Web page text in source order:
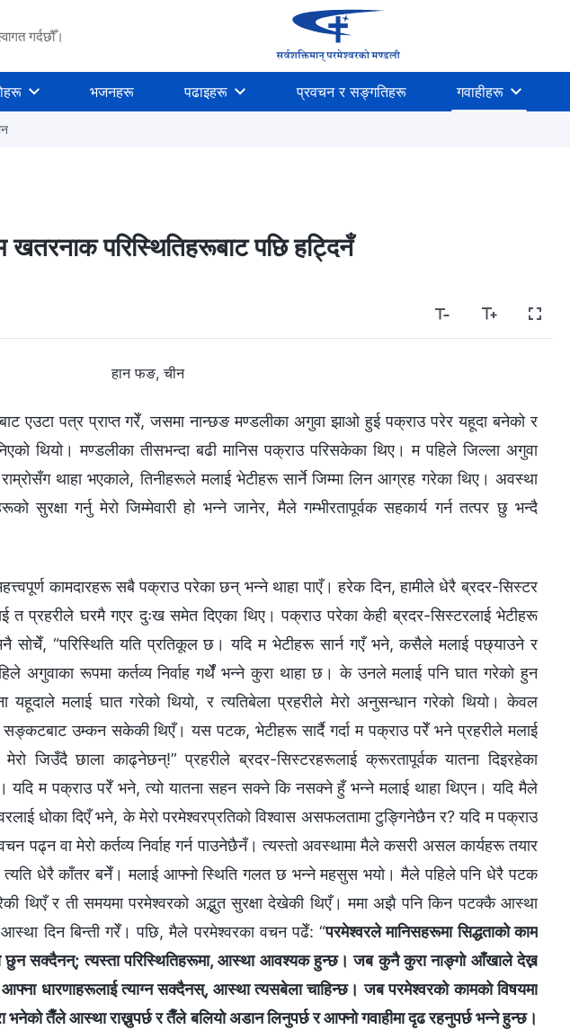
गर्दछौँ।
भजनहरू पढाइहरू प्रवचन र सङ्गतिहरू गवाहीहरू
खतरनाक परिस्थितिहरूबाट पछि हट्दिनँ
हान फङ, चीन
एउटा पत्र प्राप्त गरेँ, जसमा नान्छङ मण्डलीका अगुवा झाओ हुई पक्राउ परेर यहूदा बनेको र
थियो। मण्डलीका तीसभन्दा बढी मानिस पक्राउ परिसकेका थिए। म पहिले जिल्ला अगुवा
थाहा भएकाले, तिनीहरूले मलाई भेटीहरू सार्ने जिम्मा लिन आग्रह गरेका थिए। अवस्था
सुरक्षा गर्नु मेरो जिम्मेवारी हो भन्‍ने जानेर, मैले गम्भीरतापूर्वक सहकार्य गर्न तत्पर छु भन्दै
कामदारहरू सबै पक्राउ परेका छन् भन्‍ने थाहा पाएँ। हरेक दिन, हामीले धेरै ब्रदर-सिस्टर
त प्रहरीले घरमै गएर दुःख समेत दिएका थिए। पक्राउ परेका केही ब्रदर-सिस्टरलाई भेटीहरू
सोचेँ, “परिस्थिति यति प्रतिकूल छ। यदि म भेटीहरू सार्न गएँ भने, कसैले मलाई पछ्याउने र
अगुवाका रूपमा कर्तव्य निर्वाह गर्थेँ भन्‍ने कुरा थाहा छ। के उनले मलाई पनि घात गरेको हुन
मलाई घात गरेको थियो, र त्यतिबेला प्रहरीले मेरो अनुसन्धान गरेको थियो। केवल
सङ्कटबाट उम्कन सकेकी थिएँ। यस पटक, भेटीहरू सार्दै गर्दा म पक्राउ परेँ भने प्रहरीले मलाई
जिउँदै छाला काढ्नेछन्!” प्रहरीले ब्रदर-सिस्टरहरूलाई क्रूरतापूर्वक यातना दिइरहेका
यदि म पक्राउ परेँ भने, त्यो यातना सहन सक्ने कि नसक्ने हुँ भन्ने मलाई थाहा थिएन। यदि मैले
धोका दिएँ भने, के मेरो परमेश्‍वरप्रतिको विश्‍वास असफलतामा टुङ्गिनेछैन र? यदि म पक्राउ
पढ्न वा मेरो कर्तव्य निर्वाह गर्न पाउनेछैनँ। त्यस्तो अवस्थामा मैले कसरी असल कार्यहरू तयार
त्यति धेरै काँतर बनेँ। मलाई आफ्नो स्थिति गलत छ भन्ने महसुस भयो। मैले पहिले पनि धेरै पटक
थिएँ र ती समयमा परमेश्‍वरको अद्भुत सुरक्षा देखेकी थिएँ। ममा अझै पनि किन पटक्कै आस्था
दिन बिन्ती गरेँ। पछि, मैले परमेश्‍वरका वचन पढेँ: “परमेश्‍वरले मानिसहरूमा सिद्धताको काम
छुन सक्दैनन्; त्यस्ता परिस्थितिहरूमा, आस्था आवश्यक हुन्छ। जब कुनै कुरा नाङ्गो आँखाले देख्न
धारणाहरूलाई त्याग्न सक्दैनस्, आस्था त्यसबेला चाहिन्छ। जब परमेश्‍वरको कामको विषयमा
भनेको तैँले आस्था राख्नुपर्छ र तैँले बलियो अडान लिनुपर्छ र आफ्नो गवाहीमा दृढ रहनुपर्छ भन्‍ने हुन्छ।